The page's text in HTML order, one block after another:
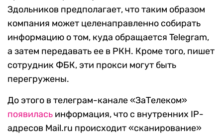
Здольников предполагает, что таким образом
компания может целенаправленно собирать
информацию о том, куда обращается Telegram,
а затем передавать ее в РКН. Кроме того, пишет
сотрудник ФБК, эти прокси могут быть
перегружены.
До этого в телеграм-канале «ЗаТелеком»
появилась информация, что c внутренних IP-
адресов Mail.ru происходит «сканирование»